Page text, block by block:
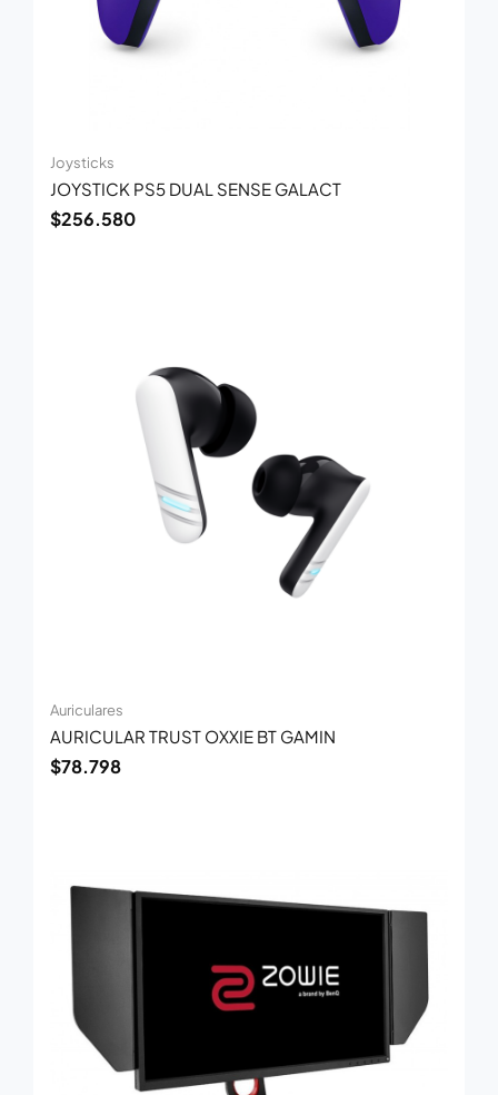
Joysticks
JOYSTICK PS5 DUAL SENSE GALACT
$256.580
Auriculares
AURICULAR TRUST OXXIE BT GAMIN
$78.798